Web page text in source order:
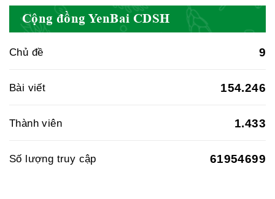
Cục quản lý y dược cổ truyền -
BYT
Hiệp hội doanh nghiệp dược Việt
Hội Đông Y Việt Nam
Cộng đồng YenBai CDSH
Chủ đề 9
Bài viết 154.246
Thành viên 1.433
Số lượng truy cập 61954699